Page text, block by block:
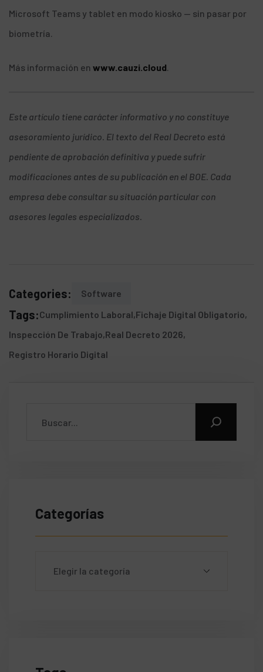
Microsoft Teams y tablet en modo kiosko — sin pasar por
biometría.
Más información en www.cauzi.cloud.
Este artículo tiene carácter informativo y no constituye
asesoramiento jurídico. El texto del Real Decreto está
pendiente de aprobación definitiva y puede sufrir
modificaciones antes de su publicación en el BOE. Cada
empresa debe consultar su situación particular con
asesores legales especializados.
Categories: Software
Tags:Cumplimiento Laboral Fichaje Digital Obligatorio
Inspección De Trabajo Real Decreto 2026
Registro Horario Digital
Categorías